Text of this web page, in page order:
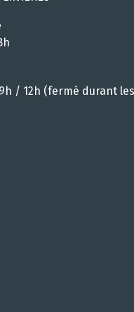
/ 12h (fermé durant les